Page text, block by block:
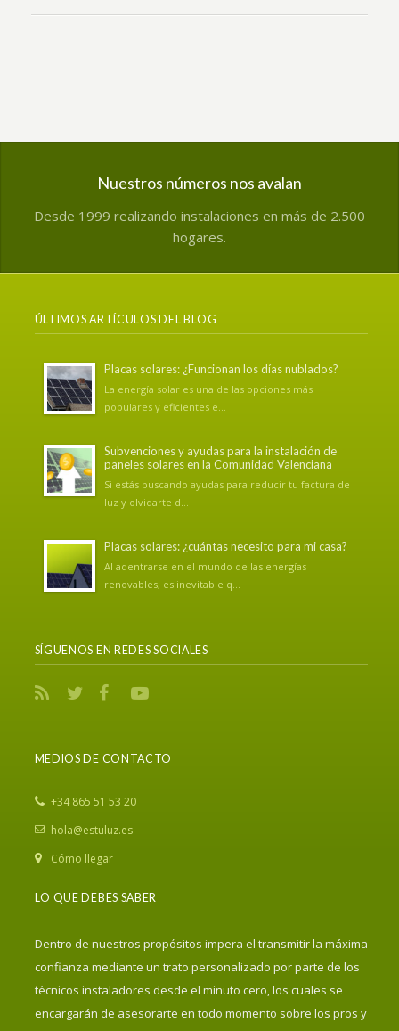
Nuestros números nos avalan
Desde 1999 realizando instalaciones en más de 2.500
hogares.
ÚLTIMOS ARTÍCULOS DEL BLOG
Placas solares: ¿Funcionan los días nublados?
La energía solar es una de las opciones más
populares y eficientes e...
Subvenciones y ayudas para la instalación de
paneles solares en la Comunidad Valenciana
Si estás buscando ayudas para reducir tu factura de
luz y olvidarte d...
Placas solares: ¿cuántas necesito para mi casa?
Al adentrarse en el mundo de las energías
renovables, es inevitable q...
SÍGUENOS EN REDES SOCIALES
MEDIOS DE CONTACTO
‎+34 865 51 53 20
hola@estuluz.es
Cómo llegar
LO QUE DEBES SABER
Dentro de nuestros propósitos impera el transmitir la máxima
confianza mediante un trato personalizado por parte de los
técnicos instaladores desde el minuto cero, los cuales se
encargarán de asesorarte en todo momento sobre los pros y